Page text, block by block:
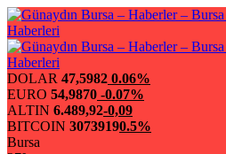
DOLAR 47,5982 0.06%
EURO 54,9870 -0.07%
ALTIN 6.489,92-0,09
BITCOIN 30739190.5%
Bursa